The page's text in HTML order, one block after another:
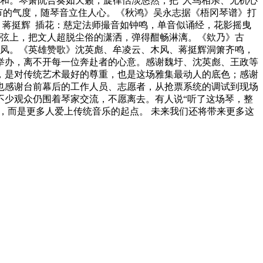
气度，随琴音立住人心。《秋鸿》吴永志据《梧冈琴谱》打
挺辉 插花：慈定法师撮音如钟鸣，单音似诵经，花影摇曳
，把文人超脱尘俗的潇洒，弹得酣畅淋漓。《欸乃》古
《英雄赞歌》沈英彪、牟凌云、木风、蒋挺辉洞箫齐鸣，
，离不开每一位奔赴者的心意。感谢魏圩、沈英彪、王政等
对传统艺术最好的尊重，也是这场雅集最动人的底色；感谢
谢台前幕后的工作人员、志愿者，从抢票系统的调试到现场
观众仍围着琴家交流，不愿离去。有人说“听了这场琴，整
而是更多人爱上传统音乐的起点。 未来我们还将带来更多这